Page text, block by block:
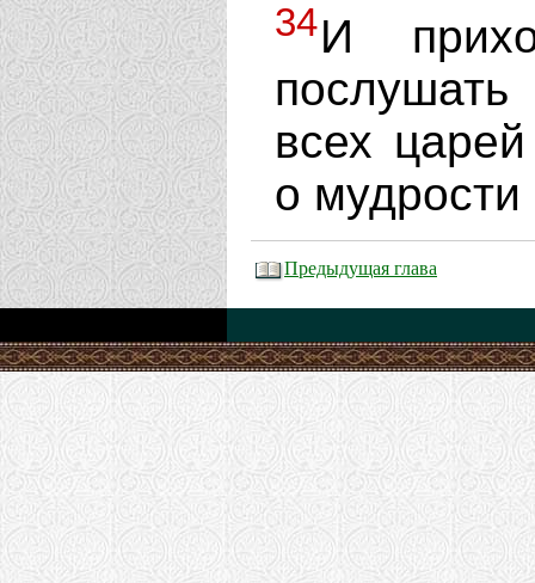
34И
всех
о мудрости
Предыдущая глава